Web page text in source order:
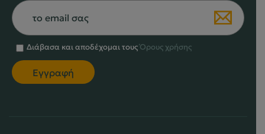
Διάβασα και αποδέχομαι τουςΌρους χρήσης